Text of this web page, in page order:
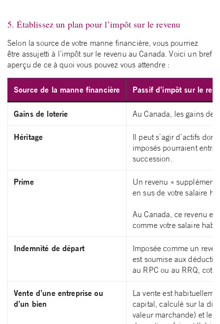
5. Établissez un plan pour l’impôt sur le revenu
Selon la source de votre manne financière, vous pourriez
être assujetti à l’impôt sur le revenu au Canada. Voici un bref
aperçu de ce à quoi vous pouvez vous attendre :
Source de la manne financière Passif d’impôt sur le
Gains de loterie Au Canada, les gains de
Héritage
Il peut s’agir d’actifs
imposés pourraient
succession.
Prime
Un revenu «
en sus de votre salaire
Au Canada, ce revenu
comme votre salaire
Indemnité de départ
Imposée comme un
est soumise aux
au RPC ou au RRQ,
Vente d’une entreprise ou
d’un bien
La vente est
capital, calculé sur la
valeur marchande) et le